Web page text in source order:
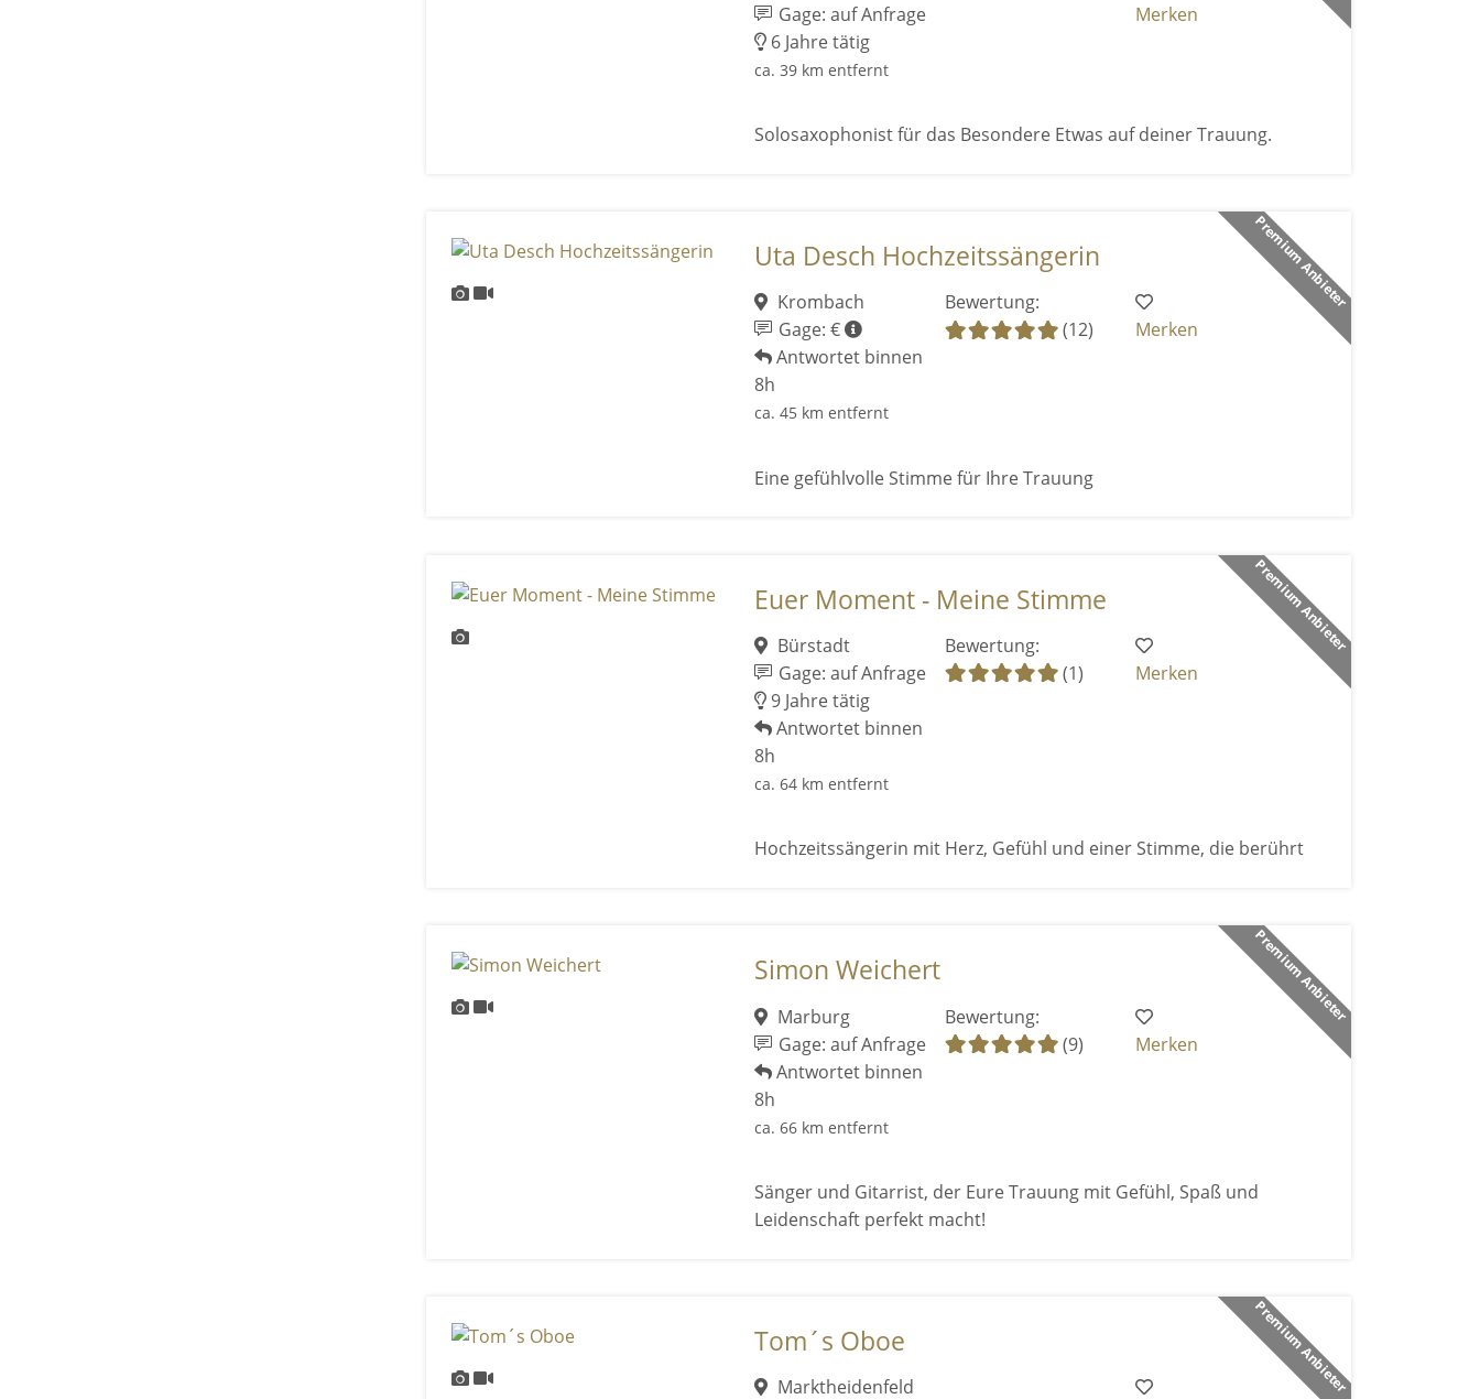
Gage: auf Anfrage
6 Jahre tätig
ca. 39 km entfernt
Merken
Solosaxophonist für das Besondere Etwas auf deiner Trauung.
Premium Anbieter
Uta Desch Hochzeitssängerin
Krombach
Gage: €
Antwortet binnen
8h
ca. 45 km entfernt
Bewertung:
(12)
Merken
Eine gefühlvolle Stimme für Ihre Trauung
Premium Anbieter
Euer Moment - Meine Stimme
Bürstadt
Gage: auf Anfrage
9 Jahre tätig
Antwortet binnen
8h
ca. 64 km entfernt
Bewertung:
(1)
Merken
Hochzeitssängerin mit Herz, Gefühl und einer Stimme, die berührt
Premium Anbieter
Simon Weichert
Marburg
Gage: auf Anfrage
Antwortet binnen
8h
ca. 66 km entfernt
Bewertung:
(9)
Merken
Sänger und Gitarrist, der Eure Trauung mit Gefühl, Spaß und
Leidenschaft perfekt macht!
Premium Anbieter
Tom´s Oboe
Marktheidenfeld